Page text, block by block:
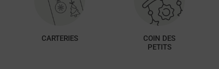
CARTERIES
COIN DES
PETITS